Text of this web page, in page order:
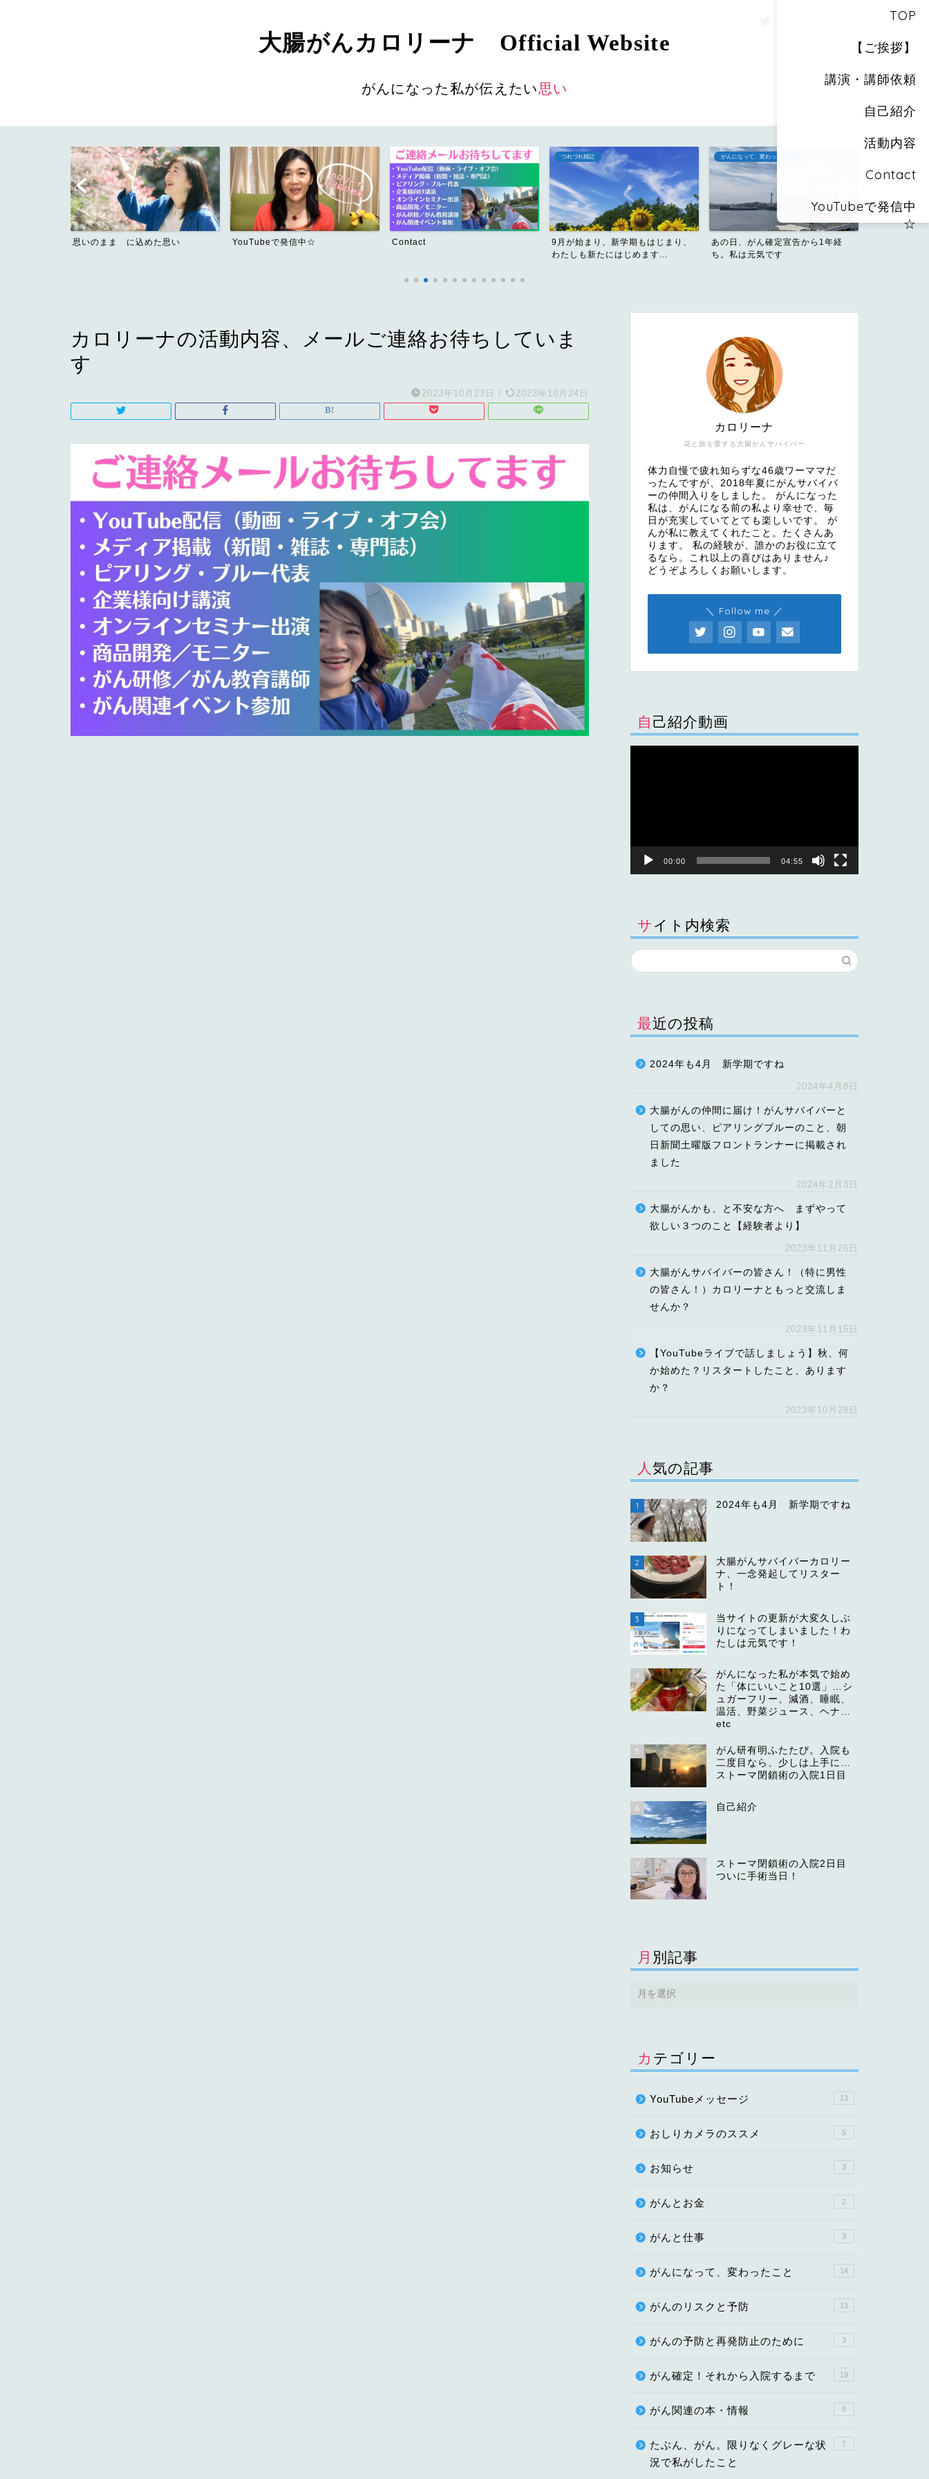
大腸がんカロリーナ Official Website
がんになった私が伝えたい思い
TOP
【ご挨拶】
講演・講師依頼
自己紹介
活動内容
Contact
YouTubeで発信中
☆
思いのまま に込めた思い YouTubeで発信中☆ Contact
つれづれ雑記
9月が始まり、新学期もはじまり、
わたしも新たにはじめます...
がんになって、変わったこと
あの日、がん確定宣告から1年経
ち。私は元気です
カロリーナの活動内容、メールご連絡お待ちしていま
す
2023年10月23日 / 2023年10月24日
花と旅を愛する大腸がんサバイバー
カロリーナ
体力自慢で疲れ知らずな46歳ワーママだ
ったんですが、2018年夏にがんサバイバ
ーの仲間入りをしました。 がんになった
私は、がんになる前の私より幸せで、毎
日が充実していてとても楽しいです。 が
んが私に教えてくれたこと。たくさんあ
ります。 私の経験が、誰かのお役に立て
るなら。これ以上の喜びはありません♪
どうぞよろしくお願いします。
＼ Follow me ／
自己紹介動画
00:00 04:55
サイト内検索
最近の投稿
2024年も4月 新学期ですね
2024年4月8日
大腸がんの仲間に届け！がんサバイバーと
しての思い、ピアリングブルーのこと、朝
日新聞土曜版フロントランナーに掲載され
ました
2024年2月3日
大腸がんかも、と不安な方へ まずやって
欲しい３つのこと【経験者より】
2023年11月26日
大腸がんサバイバーの皆さん！（特に男性
の皆さん！）カロリーナともっと交流しま
せんか？
2023年11月15日
【YouTubeライブで話しましょう】秋、何
か始めた？リスタートしたこと、あります
か？
2023年10月28日
人気の記事
1 2024年も4月 新学期ですね
2
大腸がんサバイバーカロリー
ナ、一念発起してリスター
ト！
3
当サイトの更新が大変久しぶ
りになってしまいました！わ
たしは元気です！
4
がんになった私が本気で始め
た「体にいいこと10選」…シ
ュガーフリー、減酒、睡眠、
温活、野菜ジュース、ヘナ…
etc
5
がん研有明ふたたび。入院も
二度目なら、少しは上手に…
ストーマ閉鎖術の入院1日目
6 自己紹介
7
ストーマ閉鎖術の入院2日目
ついに手術当日！
月別記事
カテゴリー
YouTubeメッセージ 13
おしりカメラのススメ 5
お知らせ 3
がんとお金 2
がんと仕事 3
がんになって、変わったこと 14
がんのリスクと予防 13
がんの予防と再発防止のために 3
がん確定！それから入院するまで 19
がん関連の本・情報 9
たぶん、がん。限りなくグレーな状
況で私がしたこと
7